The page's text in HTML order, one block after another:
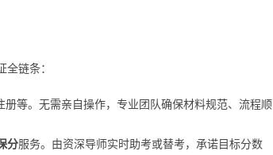
链条：
等。无需亲自操作，专业团队确保材料规范、流程顺
分服务。由资深导师实时助考或替考，承诺目标分数